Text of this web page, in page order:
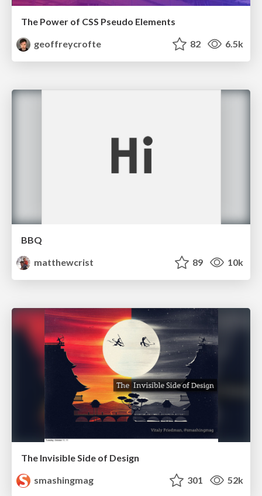
The Power of CSS Pseudo Elements
geoffreycrofte
82 6.5k
BBQ
matthewcrist
89 10k
The Invisible Side of Design
smashingmag
301 52k